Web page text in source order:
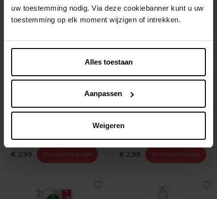
uw toestemming nodig. Via deze cookiebanner kunt u uw
toestemming op elk moment wijzigen of intrekken.
Alles toestaan
Aanpassen
Weigeren
€ 2,99 In winkelmandje € 2,99 In winkelmandje